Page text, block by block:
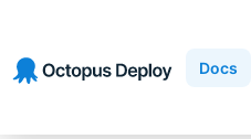
navigation
content
Docs